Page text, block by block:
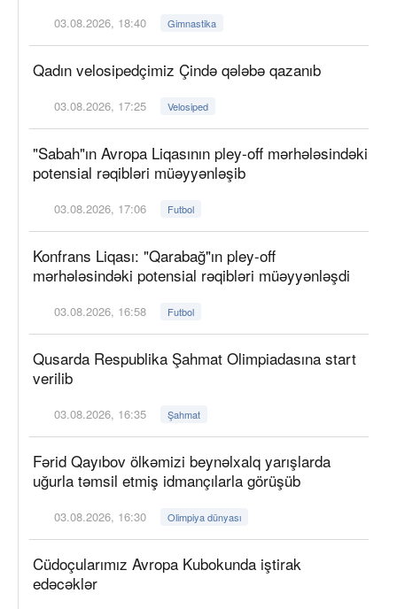
03.08.2026, 18:40 Gimnastika
Qadın velosipedçimiz Çində qələbə qazanıb
03.08.2026, 17:25 Velosiped
"Sabah"ın Avropa Liqasının pley-off mərhələsindəki
potensial rəqibləri müəyyənləşib
03.08.2026, 17:06 Futbol
Konfrans Liqası: "Qarabağ"ın pley-off
mərhələsindəki potensial rəqibləri müəyyənləşdi
03.08.2026, 16:58 Futbol
Qusarda Respublika Şahmat Olimpiadasına start
verilib
03.08.2026, 16:35 Şahmat
Fərid Qayıbov ölkəmizi beynəlxalq yarışlarda
uğurla təmsil etmiş idmançılarla görüşüb
03.08.2026, 16:30 Olimpiya dünyası
Cüdoçularımız Avropa Kubokunda iştirak
edəcəklər